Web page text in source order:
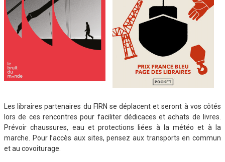
Les libraires partenaires du FIRN se déplacent et seront à vos côtés
lors de ces rencontres pour faciliter dédicaces et achats de livres.
Prévoir chaussures, eau et protections liées à la météo et à la
marche. Pour l’accès aux sites, pensez aux transports en commun
et au covoiturage.